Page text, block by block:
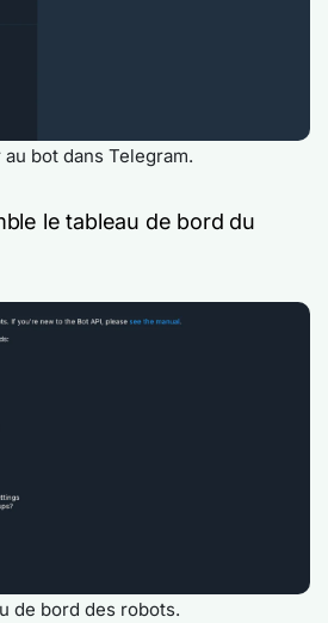
bot dans Telegram.
le tableau de bord du
de bord des robots.